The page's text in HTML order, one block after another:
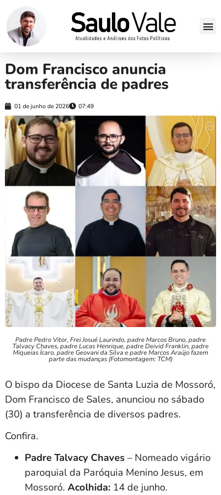
Dom Francisco anuncia
transferência de padres
01 de junho de 2026 07:49
Padre Pedro Vitor, Frei Josué Laurindo, padre Marcos Bruno, padre
Talvacy Chaves, padre Lucas Henrique, padre Deivid Franklin, padre
Miqueias Ícaro, padre Geovani da Silva e padre Marcos Araújo fazem
parte das mudanças (Fotomontagem: TCM)
O bispo da Diocese de Santa Luzia de Mossoró,
Dom Francisco de Sales, anunciou no sábado
(30) a transferência de diversos padres.
Confira.
Padre Talvacy Chaves – Nomeado vigário
paroquial da Paróquia Menino Jesus, em
Mossoró. Acolhida: 14 de junho.